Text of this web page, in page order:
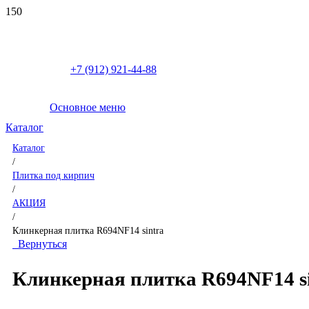
+7 (912) 921-44-88
Основное меню
Каталог
Каталог
/
Плитка под кирпич
/
АКЦИЯ
/
Клинкерная плитка R694NF14 sintra
Вернуться
Клинкерная плитка R694NF14